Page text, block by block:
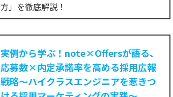
方」を徹底解説！
実例から学ぶ！note×Offersが語る、
応募数×内定承諾率を高める採用広報
戦略～ハイクラスエンジニアを惹きつ